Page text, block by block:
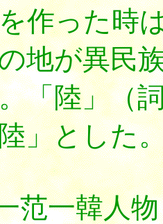
作った時
地が異民
「陸」（
」とした
范一韓人